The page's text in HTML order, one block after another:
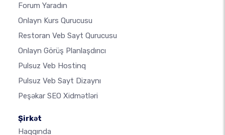
Forum Yaradın
Onlayn Kurs Qurucusu
Restoran Veb Sayt Qurucusu
Onlayn Görüş Planlaşdırıcı
Pulsuz Veb Hostinq
Pulsuz Veb Sayt Dizaynı
Peşəkar SEO Xidmətləri
Şirkət
Haqqında